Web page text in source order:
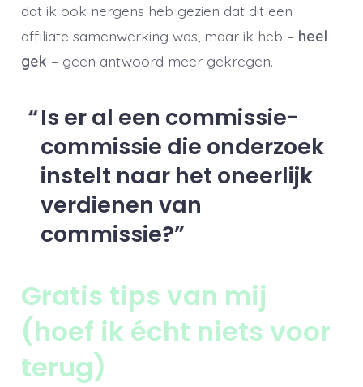
dat ik ook nergens heb gezien dat dit een
affiliate samenwerking was, maar ik heb – heel
gek – geen antwoord meer gekregen.
Is er al een commissie-
commissie die onderzoek
instelt naar het oneerlijk
verdienen van
commissie?
Gratis tips van mij
(hoef ik écht niets voor
terug)